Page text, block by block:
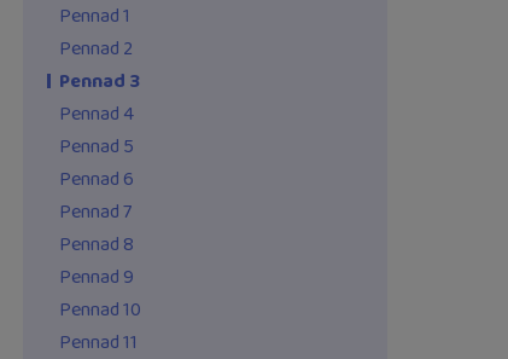
Pennad 1
Pennad 2
Pennad 3
Pennad 4
Pennad 5
Pennad 6
Pennad 7
Pennad 8
Pennad 9
Pennad 10
Pennad 11